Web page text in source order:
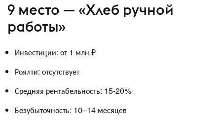
9 место — «Хлеб ручной
работы»
Инвестиции: от 1 млн ₽
Роялти: отсутствует
Средняя рентабельность: 15-20%
Безубыточность: 10–14 месяцев